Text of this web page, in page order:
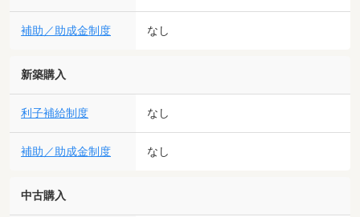
補助／助成金制度 なし
新築購入
利子補給制度 なし
補助／助成金制度 なし
中古購入